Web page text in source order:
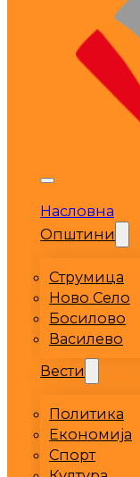
Насловна
Општини
Струмица
Ново Село
Босилово
Василево
Вести
Политика
Економија
Спорт